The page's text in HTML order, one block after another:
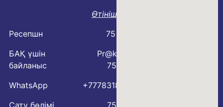
Өтініш үлгісі
Ресепшн
75 78 88
БАҚ үшін
байланыс
Pr@kmo.kz
75 77 75
WhatsApp
+77783183600